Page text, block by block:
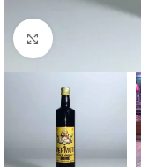
Clic para ampliar